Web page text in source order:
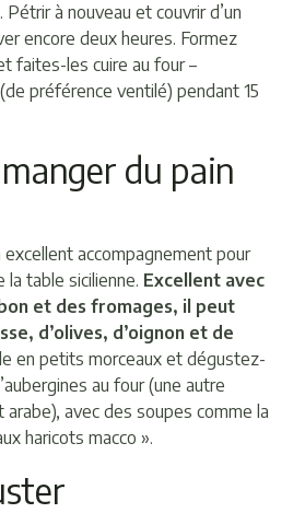
à nouveau et couvrir d’un
encore deux heures. Formez
faites-les cuire au four –
préférence ventilé) pendant 15
du pain
accompagnement pour
table sicilienne. Excellent avec
et des fromages, il peut
d’olives, d’oignon et de
en petits morceaux et dégustez-
au four (une autre
avec des soupes comme la
haricots macco ».